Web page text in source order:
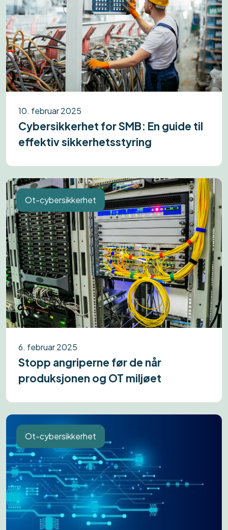
10. februar 2025
Cybersikkerhet for SMB: En guide til
effektiv sikkerhetsstyring
Ot-cybersikkerhet
6. februar 2025
Stopp angriperne før de når
produksjonen og OT miljøet
Ot-cybersikkerhet